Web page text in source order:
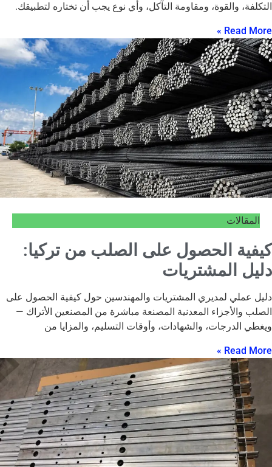
التكلفة، والقوة، ومقاومة التآكل، وأي نوع يجب أن تختاره لتطبيقك.
Read More »
المقالات
كيفية الحصول على الصلب من تركيا:
دليل المشتريات
دليل عملي لمديري المشتريات والمهندسين حول كيفية الحصول على
الصلب والأجزاء المعدنية المصنعة مباشرة من المصنعين الأتراك —
ويغطي الدرجات، والشهادات، وأوقات التسليم، والمزايا من
Read More »